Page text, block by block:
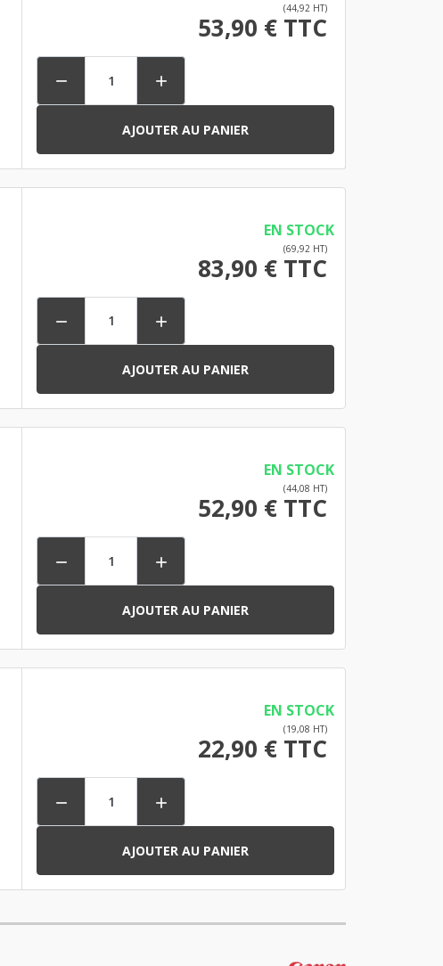
(44,92 HT)
53,90 € TTC
 
AJOUTER AU PANIER
EN STOCK
(69,92 HT)
83,90 € TTC
 
AJOUTER AU PANIER
EN STOCK
(44,08 HT)
52,90 € TTC
 
AJOUTER AU PANIER
EN STOCK
(19,08 HT)
22,90 € TTC
 
AJOUTER AU PANIER